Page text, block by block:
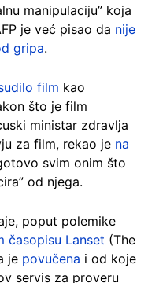
manipulaciju” koja
je već pisao da nije
gripa.
film kao
što je film
ministar zdravlja
za film, rekao je na
svim onim što
od njega.
poput polemike
časopisu Lanset (The
je povučena i od koje
servis za proveru